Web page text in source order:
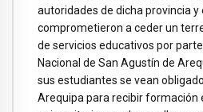
autoridades de dicha provincia y
comprometieron a ceder un
de servicios educativos por
Nacional de San Agustín de
sus estudiantes se vean
Arequipa para recibir formación